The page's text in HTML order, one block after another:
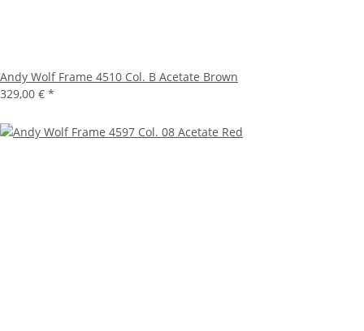
Andy Wolf Frame 4510 Col. B Acetate Brown
329,00 € *